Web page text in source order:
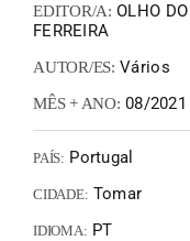
EDITOR/A: OLHO
FERREIRA
AUTOR/ES: Vários
MÊS + ANO: 08/2021
PAÍS: Portugal
CIDADE: Tomar
IDIOMA: PT